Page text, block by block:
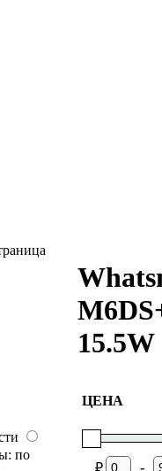
по
ЦЕНА
₽ -